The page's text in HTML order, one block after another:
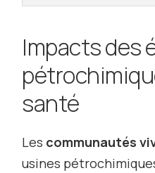
Impacts des
santé
Les communautés
usines